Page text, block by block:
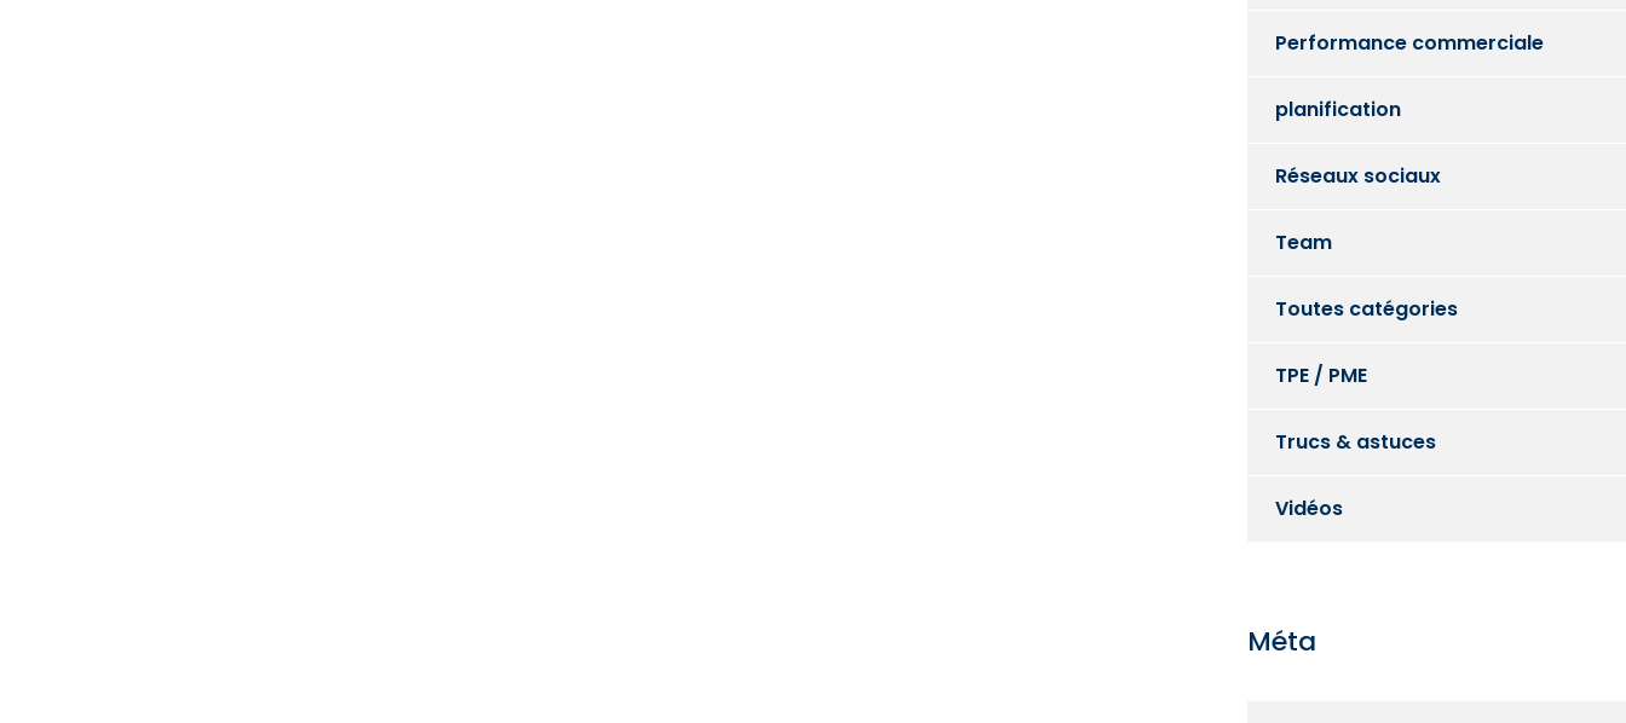
Performance commerciale
planification
Réseaux sociaux
Team
Toutes catégories
TPE / PME
Trucs & astuces
Vidéos
Méta